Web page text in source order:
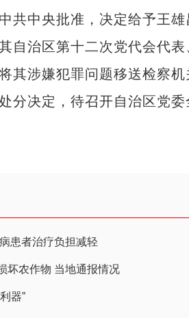
共中央批准，决定给予王
自治区第十二次党代会代
其涉嫌犯罪问题移送检察
分决定，待召开自治区党委
患者治疗负担减轻
坏农作物 当地通报情况
器”